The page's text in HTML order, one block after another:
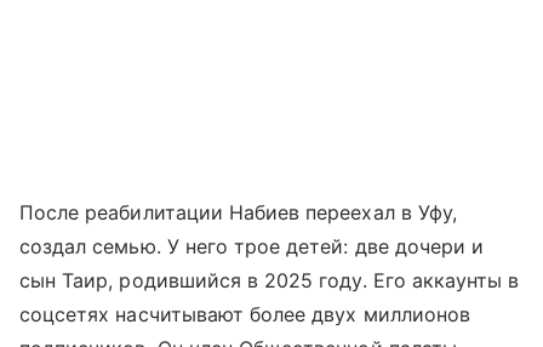
После реабилитации Набиев переехал в Уфу,
создал семью. У него трое детей: две дочери и
сын Таир, родившийся в 2025 году. Его аккаунты в
соцсетях насчитывают более двух миллионов